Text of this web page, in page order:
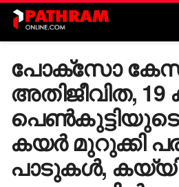
പോക്സോ
അതിജീവിത, 19
കയർ മുറുക്കി
പാടുകൾ,